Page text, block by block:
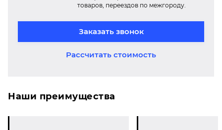
товаров, переездов по межгороду.
Заказать звонок
Рассчитать стоимость
Наши преимущества